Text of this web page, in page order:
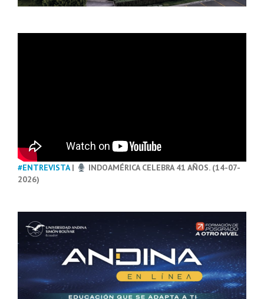
#ENTREVISTA|
INDOAMÉRICA CELEBRA 41 AÑOS. (14-07-
2026)